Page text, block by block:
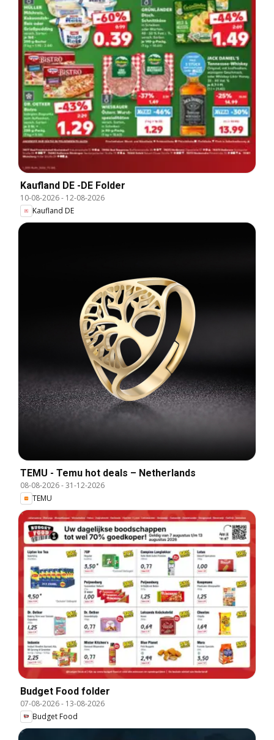
Kaufland DE -DE Folder
10-08-2026- 12-08-2026
Kaufland DE
TEMU - Temu hot deals – Netherlands
08-08-2026-31-12-2026
TEMU
Budget Food folder
07-08-2026- 13-08-2026
Budget Food